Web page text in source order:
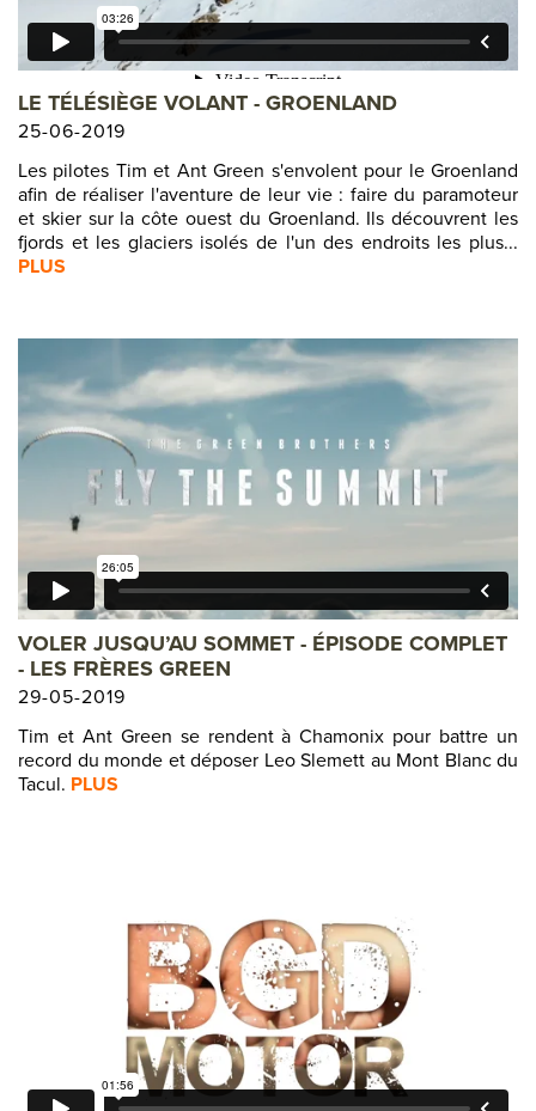
LE TÉLÉSIÈGE VOLANT - GROENLAND
25-06-2019
Les pilotes Tim et Ant Green s'envolent pour le Groenland
afin de réaliser l'aventure de leur vie : faire du paramoteur
et skier sur la côte ouest du Groenland. Ils découvrent les
fjords et les glaciers isolés de l'un des endroits les plus...
PLUS
VOLER JUSQU’AU SOMMET - ÉPISODE COMPLET
- LES FRÈRES GREEN
29-05-2019
Tim et Ant Green se rendent à Chamonix pour battre un
record du monde et déposer Leo Slemett au Mont Blanc du
Tacul. PLUS